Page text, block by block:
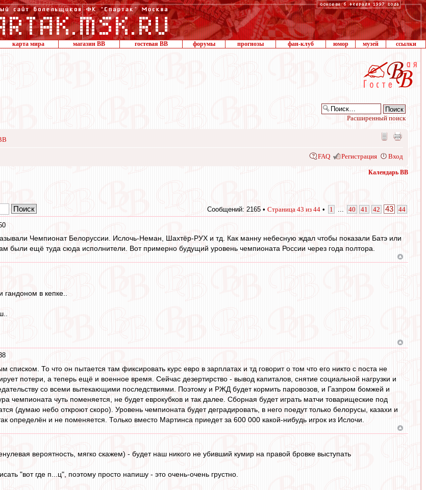
карта мира магазин ВВ гостевая ВВ форумы прогнозы фан-клуб юмор музей ссылки
Расширенный поиск
FAQ Регистрация Вход
Календарь ВВ
Сообщений: 2165 • Страница 43 из 44 • 1 40 41 42 43 44
Чемпионат Белоруссии. Ислочь-Неман, Шахтёр-РУХ и тд. Как манну небесную ждал чтобы показали Батэ или
были ещё туда сюда исполнители. Вот примерно будущий уровень чемпионата России через года полтора.
в кепке..
То что он пытается там фиксировать курс евро в зарплатах и тд говорит о том что его никто с поста не
потери, а теперь ещё и военное время. Сейчас дезертирство - вывод капиталов, снятие социальной нагрузки и
со всеми вытекающими последствиями. Поэтому и РЖД будет кормить паровозов, и Газпром бомжей и
чемпионата чуть поменяется, не будет еврокубков и так далее. Сборная будет играть матчи товарищеские под
(думаю небо откроют скоро). Уровень чемпионата будет деградировать, в него поедут только белорусы, казахи и
определён и не поменяется. Только вместо Мартинса приедет за 600 000 какой-нибудь игрок из Ислочи.
вероятность, мягко скажем) - будет наш никого не убивший кумир на правой бровке выступать
"вот где п...ц", поэтому просто напишу - это очень-очень грустно.